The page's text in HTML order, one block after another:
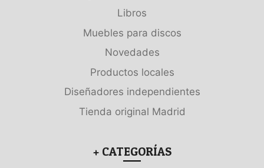
Libros
Muebles para discos
Novedades
Productos locales
Diseñadores independientes
Tienda original Madrid
+ CATEGORÍAS